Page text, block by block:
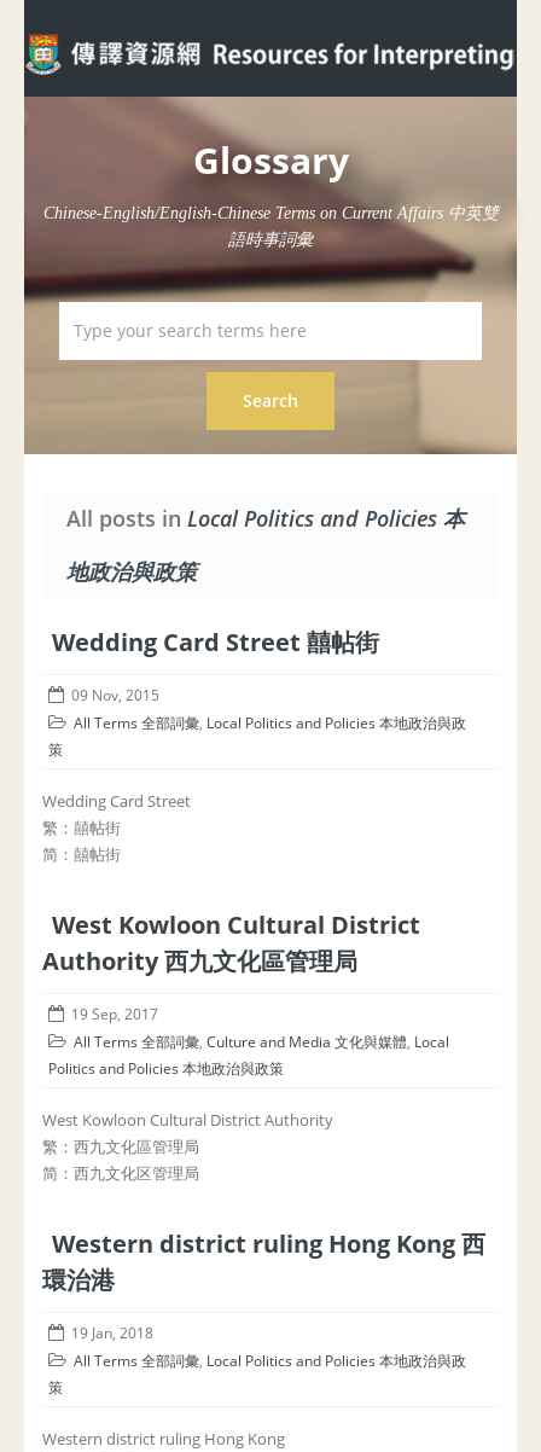
Glossary
Chinese-English/English-Chinese Terms on Current Affairs 中英雙
語時事詞彙
All posts in Local Politics and Policies 本
地政治與政策
Wedding Card Street 囍帖街
09 Nov, 2015
All Terms 全部詞彙, Local Politics and Policies 本地政治與政
策
Wedding Card Street
繁：囍帖街
简：囍帖街
West Kowloon Cultural District
Authority 西九文化區管理局
19 Sep, 2017
All Terms 全部詞彙, Culture and Media 文化與媒體, Local
Politics and Policies 本地政治與政策
West Kowloon Cultural District Authority
繁：西九文化區管理局
简：西九文化区管理局
Western district ruling Hong Kong 西
環治港
19 Jan, 2018
All Terms 全部詞彙, Local Politics and Policies 本地政治與政
策
Western district ruling Hong Kong